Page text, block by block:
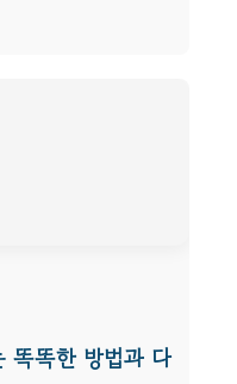
똑똑한 방법과 다